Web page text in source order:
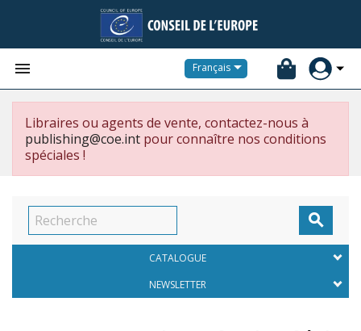
 Français
Libraires ou agents de vente, contactez-nous à
publishing@coe.int pour connaître nos conditions
spéciales !

CATALOGUE
NEWSLETTER